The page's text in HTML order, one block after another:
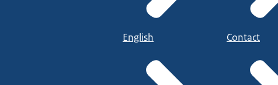
English Contact